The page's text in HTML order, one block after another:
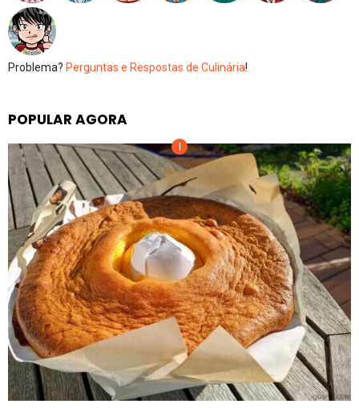
Problema? Perguntas e Respostas de Culinária!
POPULAR AGORA